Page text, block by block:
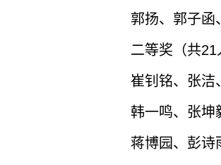
郭扬、郭子函
二等奖（共21
崔钊铭、张洁
韩一鸣、张坤
蒋博园、彭诗